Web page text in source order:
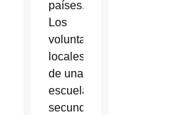
países.
Los
voluntarios
locales
de una
escuela
secundaria